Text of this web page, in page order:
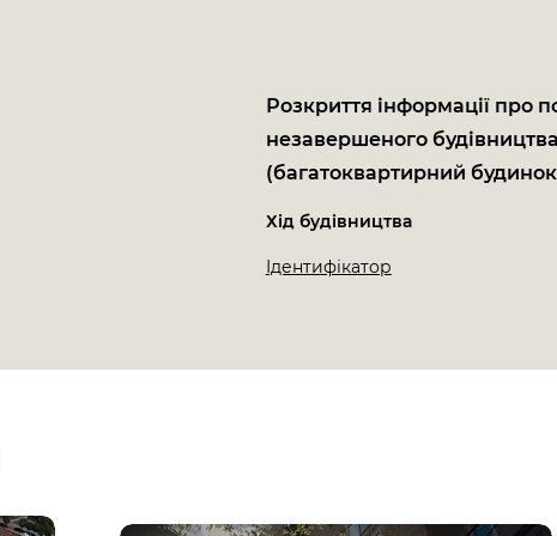
Розкриття інформації про
незавершеного будівництва
(багатоквартирний
Хід будівництва
Ідентифікатор